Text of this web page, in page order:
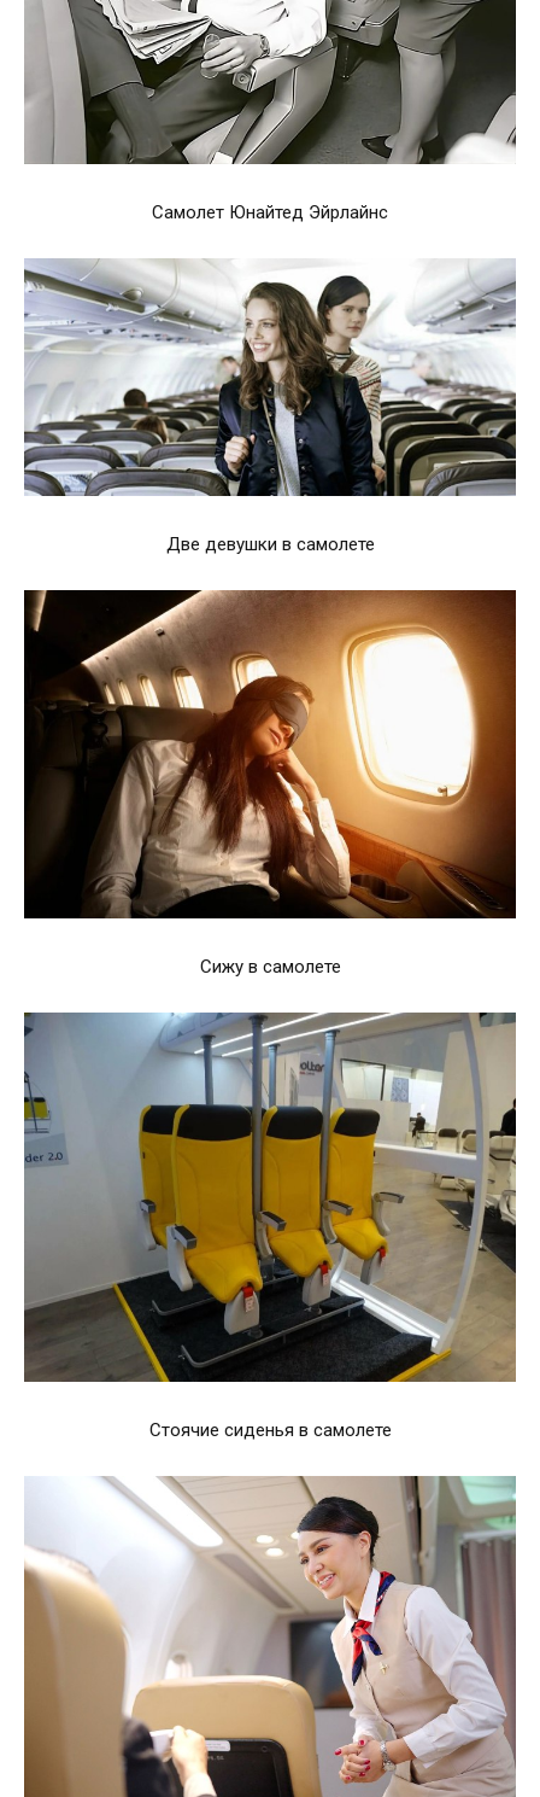
Самолет Юнайтед Эйрлайнс
Две девушки в самолете
Сижу в самолете
Стоячие сиденья в самолете